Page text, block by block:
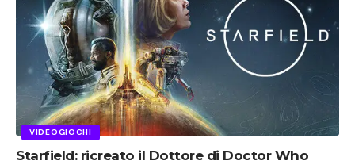
VIDEOGIOCHI
Starfield: ricreato il Dottore di Doctor Who